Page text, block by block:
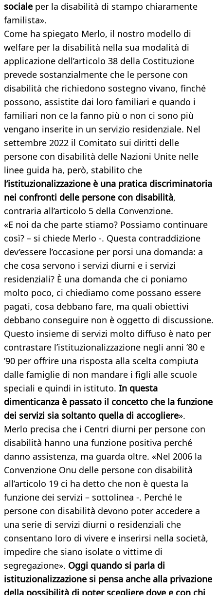
sociale per la disabilità di stampo chiaramente
familista».
Come ha spiegato Merlo, il nostro modello di
welfare per la disabilità nella sua modalità di
applicazione dell’articolo 38 della Costituzione
prevede sostanzialmente che le persone con
disabilità che richiedono sostegno vivano, finché
possono, assistite dai loro familiari e quando i
familiari non ce la fanno più o non ci sono più
vengano inserite in un servizio residenziale. Nel
settembre 2022 il Comitato sui diritti delle
persone con disabilità delle Nazioni Unite nelle
linee guida ha, però, stabilito che
l’istituzionalizzazione è una pratica discriminatoria
nei confronti delle persone con disabilità,
contraria all’articolo 5 della Convenzione.
«E noi da che parte stiamo? Possiamo continuare
così? – si chiede Merlo -. Questa contraddizione
dev’essere l’occasione per porsi una domanda: a
che cosa servono i servizi diurni e i servizi
residenziali? È una domanda che ci poniamo
molto poco, ci chiediamo come possano essere
pagati, cosa debbano fare, ma quali obiettivi
debbano conseguire non è oggetto di discussione.
Questo insieme di servizi molto diffuso è nato per
contrastare l’istituzionalizzazione negli anni ’80 e
’90 per offrire una risposta alla scelta compiuta
dalle famiglie di non mandare i figli alle scuole
speciali e quindi in istituto. In questa
dimenticanza è passato il concetto che la funzione
dei servizi sia soltanto quella di accogliere».
Merlo precisa che i Centri diurni per persone con
disabilità hanno una funzione positiva perché
danno assistenza, ma guarda oltre. «Nel 2006 la
Convenzione Onu delle persone con disabilità
all’articolo 19 ci ha detto che non è questa la
funzione dei servizi – sottolinea -. Perché le
persone con disabilità devono poter accedere a
una serie di servizi diurni o residenziali che
consentano loro di vivere e inserirsi nella società,
impedire che siano isolate o vittime di
segregazione». Oggi quando si parla di
istituzionalizzazione si pensa anche alla privazione
della possibilità di poter scegliere dove e con chi